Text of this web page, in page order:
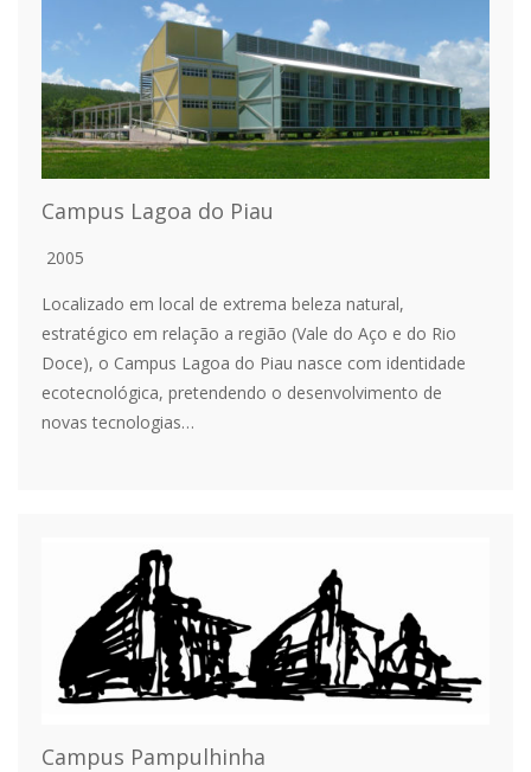
Campus Lagoa do Piau
2005
Localizado em local de extrema beleza natural,
estratégico em relação a região (Vale do Aço e do Rio
Doce), o Campus Lagoa do Piau nasce com identidade
ecotecnológica, pretendendo o desenvolvimento de
novas tecnologias…
Campus Pampulhinha